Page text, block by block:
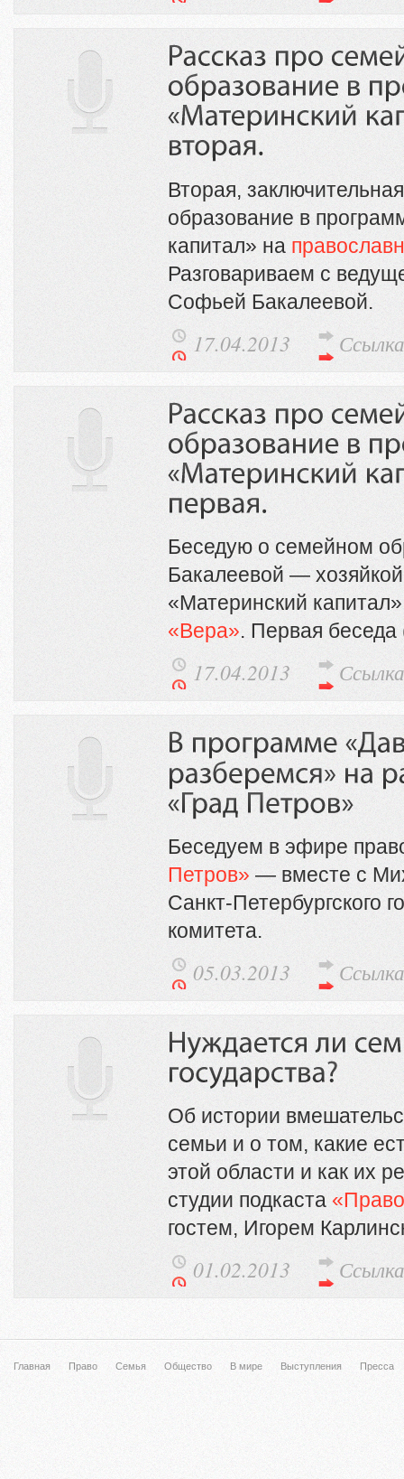
Вторая,
образование в
капитал» на
Разговариваем с
Софьей Бакалеевой.
17.04.2013 Ссылка
Беседую о семейном
Бакалеевой —
«Материнский
«Вера». Первая беседа
17.04.2013 Ссылка
Беседуем в эфире
Петров» — вместе с
Санкт-Петербургского
комитета.
05.03.2013 Ссылка
Об истории
семьи и о том, какие
этой области и как их
студии подкаста
гостем, Игорем
01.02.2013 Ссылка
Главная Право Семья Общество В мире Выступления Пресса